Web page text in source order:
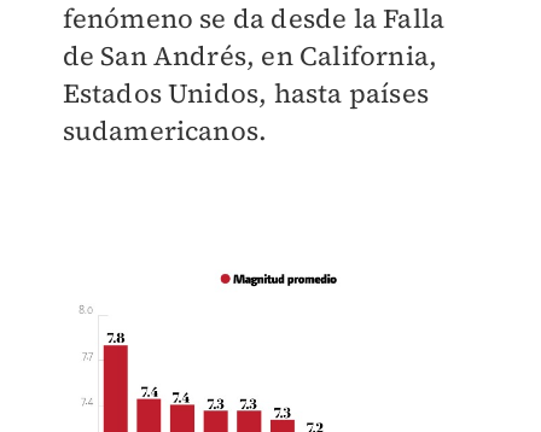
fenómeno se da desde la Falla
de San Andrés, en California,
Estados Unidos, hasta países
sudamericanos.